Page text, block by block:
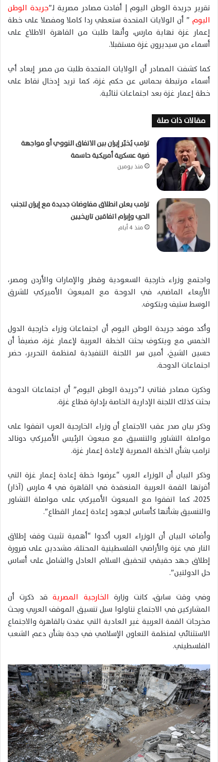
ن
ي
تقرير جريدة الوطن اليوم | أفادت مصادر مصرية لـ”جريدة الوطن
اليوم ” أن الولايات المتحدة ستعطي ردا كاملا ومفصلا على خطة
إعمار غزة نهاية مارس، وأنها طلبت من القاهرة الاطلاع على
أسماء من سيديرون غزة مستقبلا.
كما كشفت المصادر أن الولايات المتحدة طلبت من مصر إبعاد أي
أسماء مرتبطة بحماس عن حكم غزة، كما تريد إدخال نقاط على
خطة إعمار غزة بعد اجتماعات ثنائية.
مقالات ذات صلة
ترامب يُخيّر إيران بين الاتفاق النووي أو مواجهة
ضربة عسكرية أمريكية حاسمة
منذ يومين
ترامب يعلن انطلاق مفاوضات جديدة مع إيران لتجنب
الحرب وإبرام اتفاقين تاريخيين
منذ 4 أيام
واجتمع وزراء خارجية السعودية وقطر والإمارات والأردن ومصر،
الأربعاء الماضي، في الدوحة مع المبعوث الأميركي للشرق
الوسط ستيف ويتكوف.
وأكد موفد جريدة الوطن اليوم أن اجتماعات وزراء خارجية الدول
الخمس مع ويتكوف بحثت الخطة العربية لإعمار غزة، مضيفاً أن
حسين الشيخ، أمين سر اللجنة التنفيذية لمنظمة التحرير، حضر
اجتماعات الدوحة.
وذكرت مصادر قناتي لـ”جريدة الوطن اليوم” أن اجتماعات الدوحة
بحثت كذلك اللجنة الإدارية الخاصة بإدارة قطاع غزة.
وذكر بيان صدر عقب الاجتماع أن وزراء الخارجية العرب اتفقوا على
مواصلة التشاور والتنسيق مع مبعوث الرئيس الأميركي دونالد
ترامب بشأن الخطة المصرية لإعادة إعمار غزة.
وذكر البيان أن الوزراء العرب “عرضوا خطة إعادة إعمار غزة التي
أقرتها القمة العربية المنعقدة في القاهرة في 4 مارس (آذار)
2025، كما اتفقوا مع المبعوث الأميركي على مواصلة التشاور
والتنسيق بشأنها كأساس لجهود إعادة إعمار القطاع”.
وأضاف البيان أن الوزراء العرب أكدوا “أهمية تثبيت وقف إطلاق
النار في غزة والأراضي الفلسطينية المحتلة، مشددين على ضرورة
إطلاق جهد حقيقي لتحقيق السلام العادل والشامل على أساس
حل الدولتين”.
وفي وقت سابق، كانت وزارة الخارجية المصريةقد ذكرت أن
المشاركين في الاجتماع تناولوا سبل تنسيق الموقف العربي وبحث
مخرجات القمة العربية غير العادية التي عقدت بالقاهرة والاجتماع
الاستثنائي لمنظمة التعاون الإسلامي في جدة بشأن دعم الشعب
الفلسطيني.